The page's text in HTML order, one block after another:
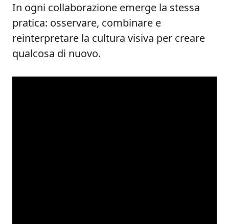
In ogni collaborazione emerge la stessa
pratica: osservare, combinare e
reinterpretare la cultura visiva per creare
qualcosa di nuovo.